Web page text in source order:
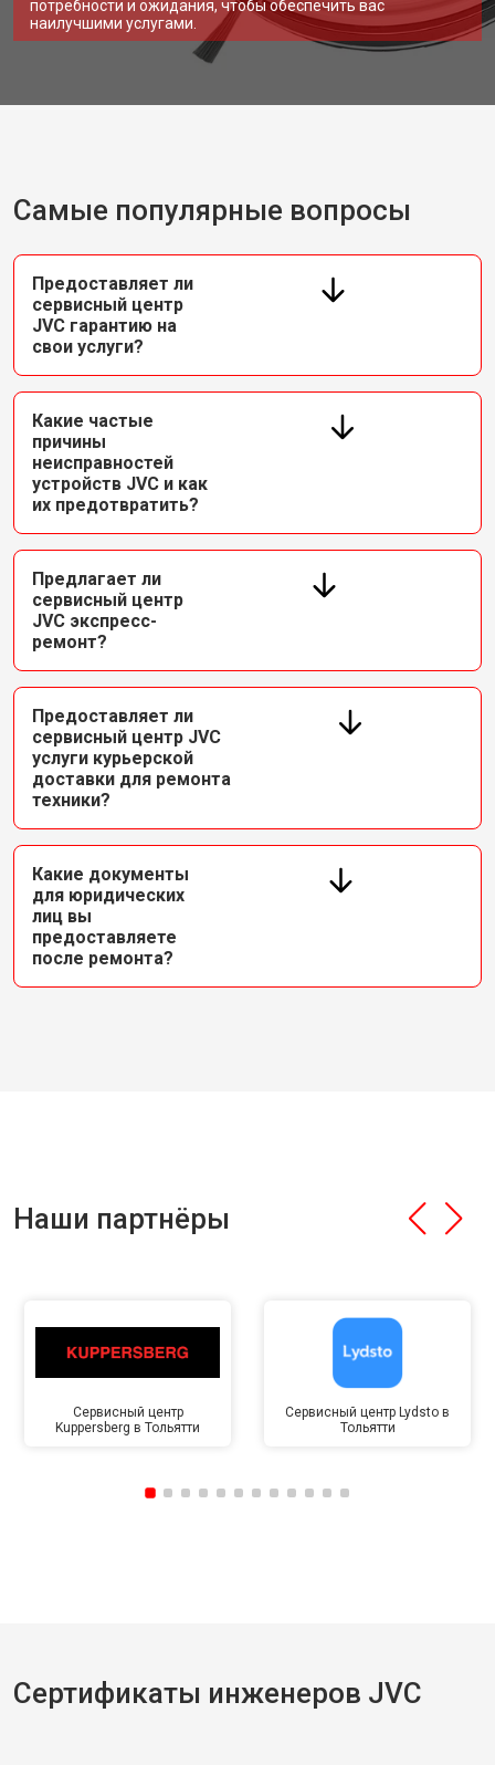
потребности и ожидания, чтобы обеспечить вас
наилучшими услугами.
Самые популярные вопросы
Предоставляет ли
сервисный центр
JVC гарантию на
свои услуги?
Какие частые
причины
неисправностей
устройств JVC и как
их предотвратить?
Предлагает ли
сервисный центр
JVC экспресс-
ремонт?
Предоставляет ли
сервисный центр JVC
услуги курьерской
доставки для ремонта
техники?
Какие документы
для юридических
лиц вы
предоставляете
после ремонта?
Наши партнёры
Сервисный центр
Kuppersberg в Тольятти
Сервисный центр Lydsto в
Тольятти
Сертификаты инженеров JVC